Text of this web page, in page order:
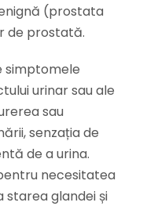
(prostata
de prostată.
simptomele
urinar sau ale
sau
senzația de
de a urina.
necesitatea
starea glandei și